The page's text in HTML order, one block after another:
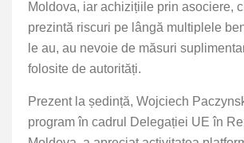
Moldova, iar achizițiile prin asociere,
prezintă riscuri pe lângă multiplele
le au, au nevoie de măsuri
folosite de autorități.
Prezent la ședință, Wojciech
program în cadrul Delegației UE în